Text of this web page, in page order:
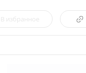
В избранное